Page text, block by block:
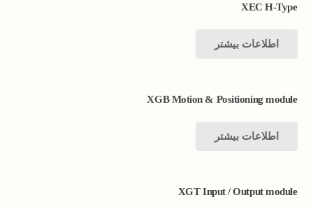
XEC H-Type
اطلاعات بیشتر
XGB Motion & Positioning module
اطلاعات بیشتر
XGT Input / Output module